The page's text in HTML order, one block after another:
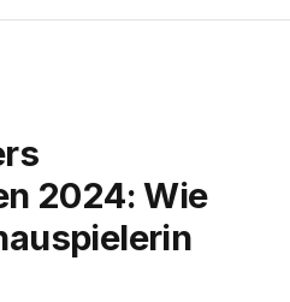
2024: Wie